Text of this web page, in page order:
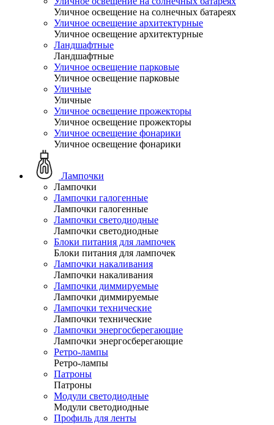
Уличное освещение на солнечных батареях
Уличное освещение архитектурные
Уличное освещение архитектурные
Ландшафтные
Ландшафтные
Уличное освещение парковые
Уличное освещение парковые
Уличные
Уличные
Уличное освещение прожекторы
Уличное освещение прожекторы
Уличное освещение фонарики
Уличное освещение фонарики
Лампочки
Лампочки
Лампочки галогенные
Лампочки галогенные
Лампочки светодиодные
Лампочки светодиодные
Блоки питания для лампочек
Блоки питания для лампочек
Лампочки накаливания
Лампочки накаливания
Лампочки диммируемые
Лампочки диммируемые
Лампочки технические
Лампочки технические
Лампочки энергосберегающие
Лампочки энергосберегающие
Ретро-лампы
Ретро-лампы
Патроны
Патроны
Модули светодиодные
Модули светодиодные
Профиль для ленты